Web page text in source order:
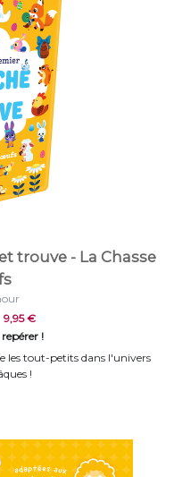
trouve - La Chasse
9,95 €
!
les tout-petits dans l'univers
!